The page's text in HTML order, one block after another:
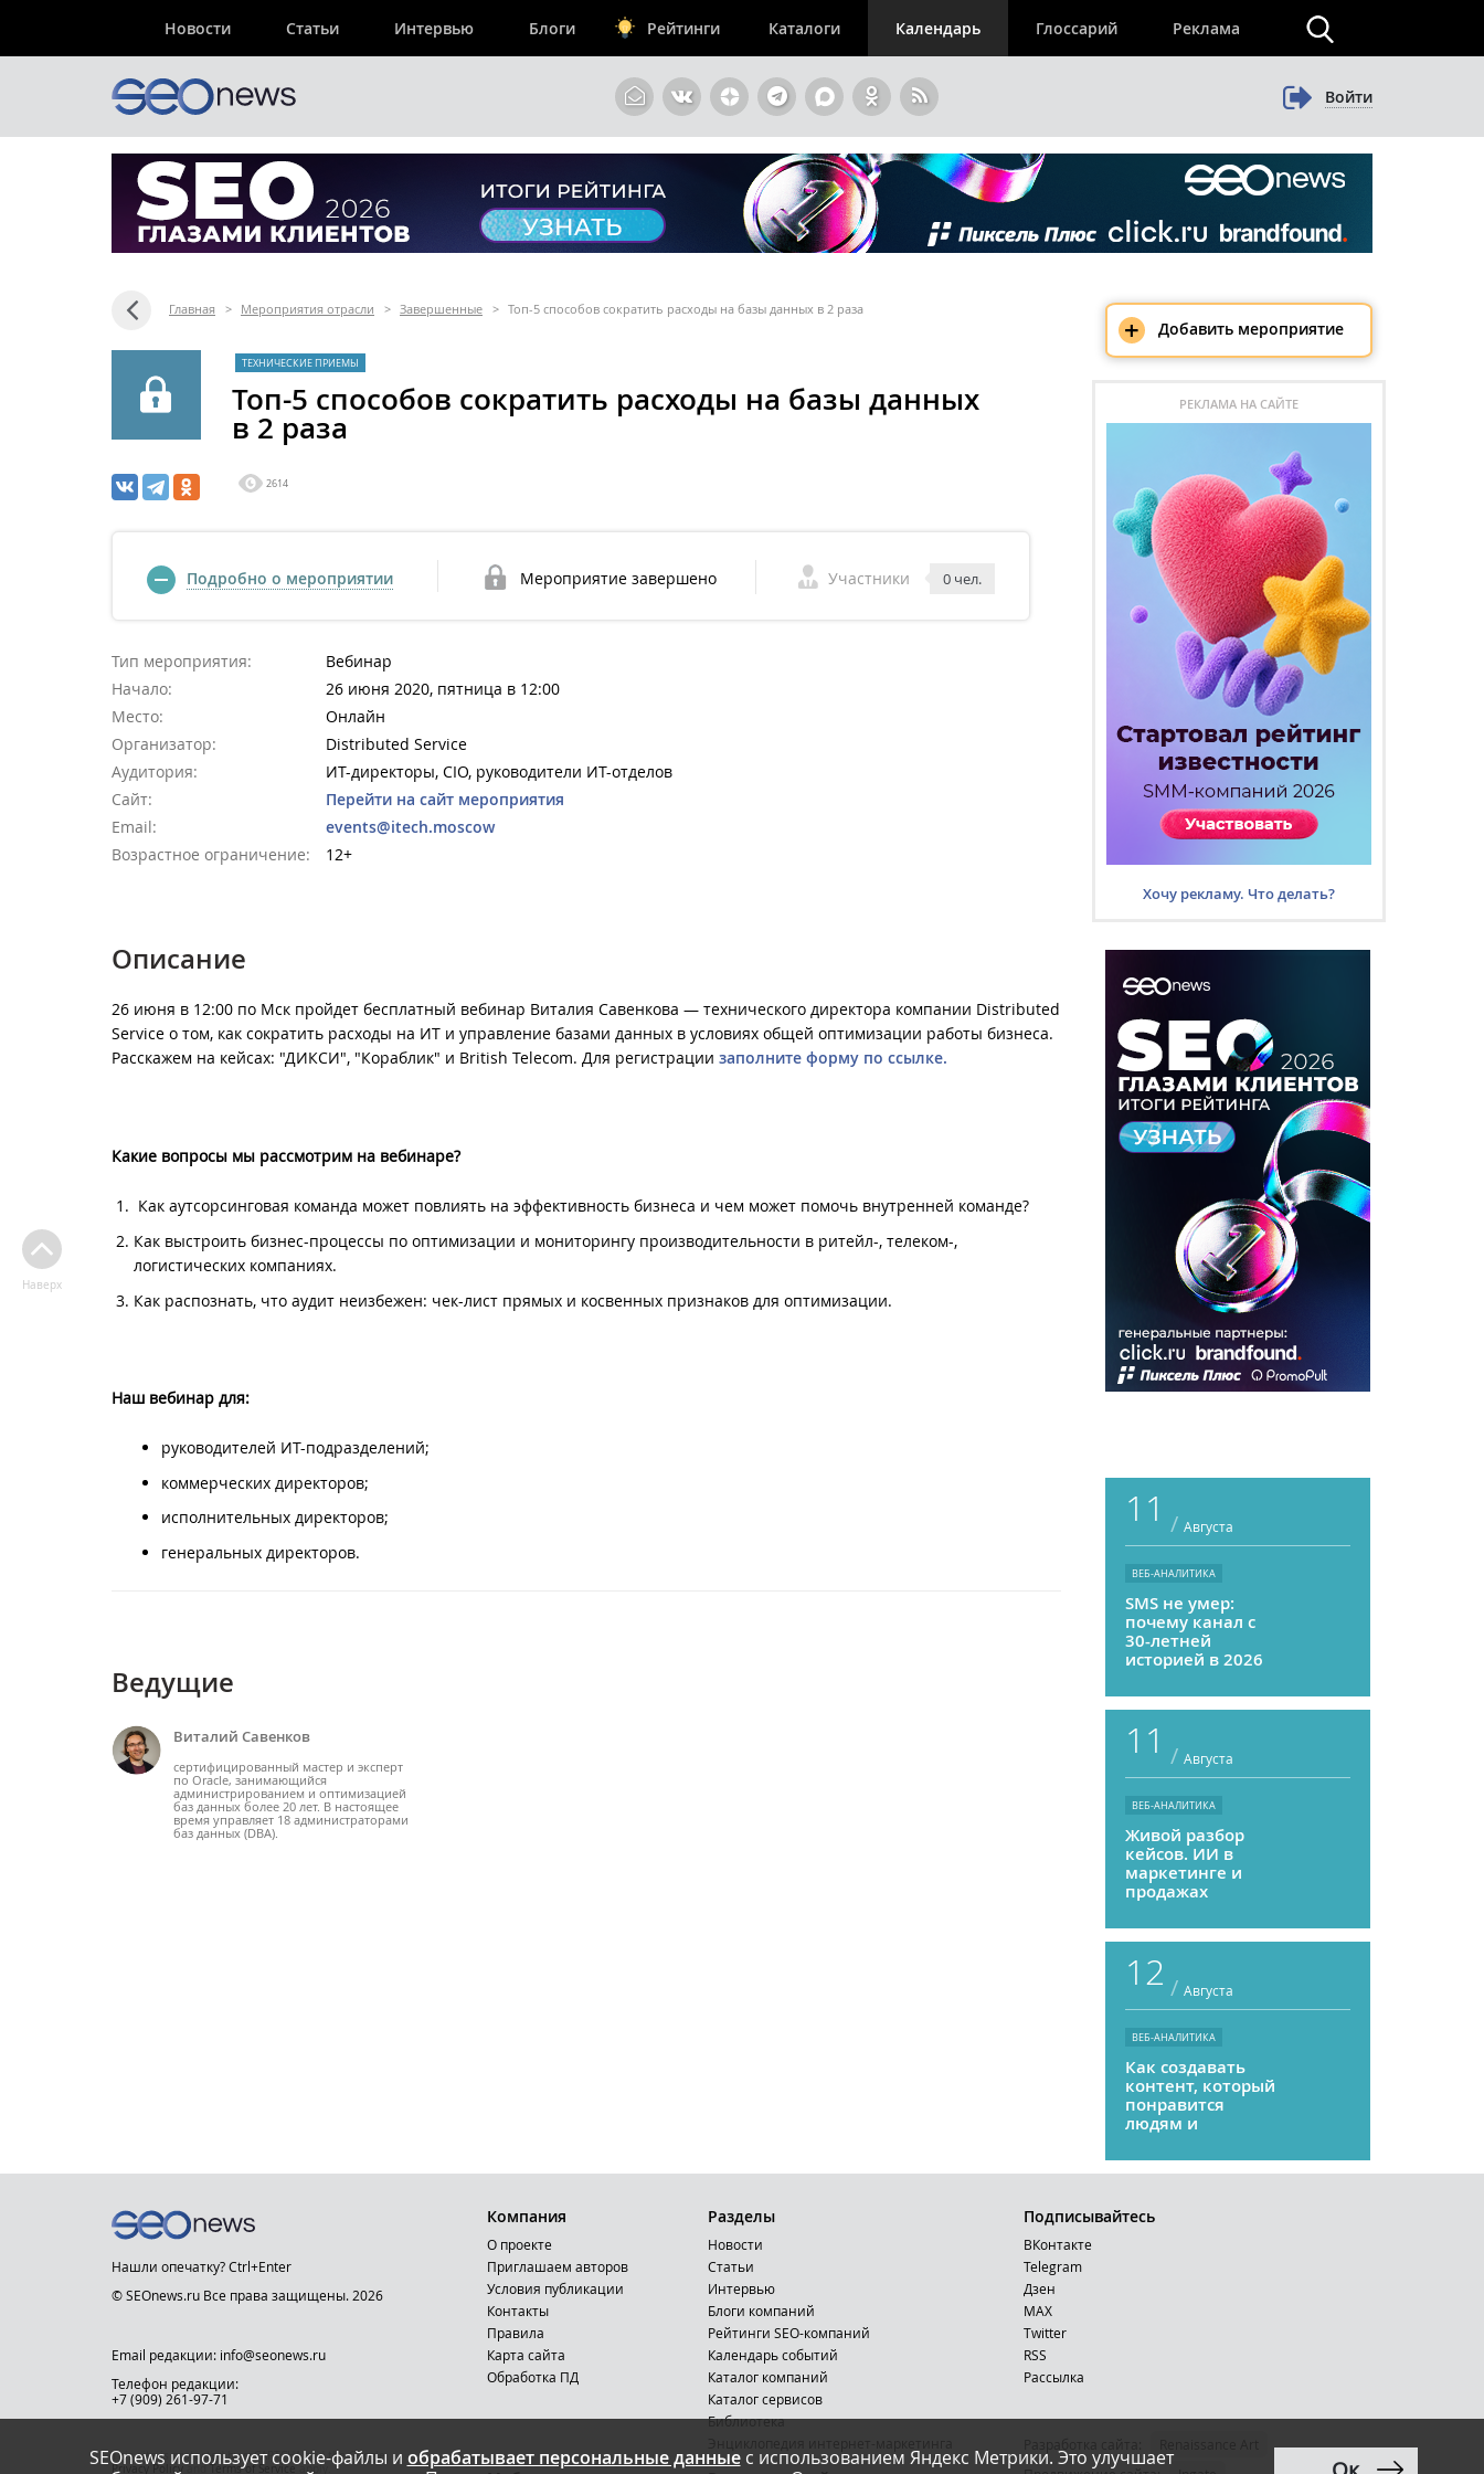
Новости Статьи Интервью Блоги Рейтинги Каталоги Календарь Глоссарий Реклама
Войти
Главная > Мероприятия отрасли > Завершенные > Топ-5 способов сократить расходы на базы данных в 2 раза
ТЕХНИЧЕСКИЕ ПРИЕМЫ
Топ-5 способов сократить расходы на базы данных
в 2 раза
2614
Подробно о мероприятии Мероприятие завершено Участники 0 чел.
Тип мероприятия:
Вебинар
Начало:
26 июня 2020, пятница в 12:00
Место:
Онлайн
Организатор:
Distributed Service
Аудитория:
ИТ-директоры, CIO, руководители ИТ-отделов
Сайт:
Перейти на сайт мероприятия
Email:
events@itech.moscow
Возрастное ограничение:
12+
Описание
26 июня в 12:00 по Мск пройдет бесплатный вебинар Виталия Савенкова — технического директора компании Distributed
Service о том, как сократить расходы на ИТ и управление базами данных в условиях общей оптимизации работы бизнеса.
Расскажем на кейсах: "ДИКСИ", "Кораблик" и British Telecom. Для регистрации заполните форму по ссылке.
Какие вопросы мы рассмотрим на вебинаре?
Как аутсорсинговая команда может повлиять на эффективность бизнеса и чем может помочь внутренней команде?
Как выстроить бизнес-процессы по оптимизации и мониторингу производительности в ритейл-, телеком-,
логистических компаниях.
Как распознать, что аудит неизбежен: чек-лист прямых и косвенных признаков для оптимизации.
Наш вебинар для:
руководителей ИТ-подразделений;
коммерческих директоров;
исполнительных директоров;
генеральных директоров.
Ведущие
Виталий Савенков
сертифицированный мастер и эксперт
по Oracle, занимающийся
администрированием и оптимизацией
баз данных более 20 лет. В настоящее
время управляет 18 администраторами
баз данных (DBA).
Наверх
+ Добавить мероприятие
РЕКЛАМА НА САЙТЕ
Хочу рекламу. Что делать?
11 / Августа
ВЕБ-АНАЛИТИКА
SMS не умер:
почему канал с
30-летней
историей в 2026
приносить ROMI
выше, чем
мессенджеры
11 / Августа
ВЕБ-АНАЛИТИКА
Живой разбор
кейсов. ИИ в
маркетинге и
продажах
12 / Августа
ВЕБ-АНАЛИТИКА
Как создавать
контент, который
понравится
людям и
SEOnews использует cookie-файлы и обрабатывает персональные данныес использованием Яндекс Метрики. Это улучшает
Нашли опечатку? Ctrl+Enter
© SEOnews.ru Все права защищены. 2026
Email редакции: info@seonews.ru
Телефон редакции:
+7 (909) 261-97-71
This site is protected by reCAPTCHA and the Google
Privacy Policyand Terms of Serviceapply.
Компания
О проекте
Приглашаем авторов
Условия публикации
Контакты
Правила
Карта сайта
Обработка ПД
Разделы
Новости
Статьи
Интервью
Блоги компаний
Рейтинги SEO-компаний
Календарь событий
Каталог компаний
Каталог сервисов
Библиотека
Подписывайтесь
ВКонтакте
Telegram
Дзен
MAX
Тwitter
RSS
Рассылка